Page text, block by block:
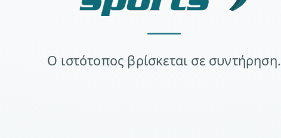
Ο ιστότοπος βρίσκεται σε συντήρηση.